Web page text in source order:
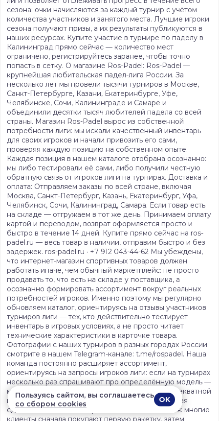
сезона: очки начисляются за каждый турнир с учётом
количества участников и занятого места. Лучшие игроки
сезона получают призы, а их результаты публикуются в
наших ресурсах. Купите участие в турнире по паделу в
Калининград прямо сейчас — количество мест
ограничено, регистрируйтесь заранее, чтобы точно
попасть в сетку. О магазине Ros-Padel: Ros-Padel —
крупнейшая любительская падел-лига России. За
несколько лет мы провели тысячи турниров в Москве,
Санкт-Петербурге, Казани, Екатеринбурге, Уфе,
Челябинске, Сочи, Калининграде и Самаре и
объединили десятки тысяч любителей падела со всей
страны. Магазин Ros-Padel вырос из собственной
потребности лиги: мы искали качественный инвентарь
для своих игроков и начали привозить его сами,
проверяя каждую позицию на собственном опыте.
Каждая позиция в нашем каталоге отобрана осознанно:
мы либо тестировали её сами, либо получили честную
обратную связь от игроков лиги на турнирах. Доставка и
оплата: Отправляем заказы по всей стране, включая
Москва, Санкт-Петербург, Казань, Екатеринбург, Уфа,
Челябинск, Сочи, Калининград, Самара. Если товар есть
на складе — отгружаем в тот же день. Принимаем оплату
картой и переводом, возврат оформляется просто и
быстро в течение 14 дней. Купите прямо сейчас на ros-
padel.ru — весь товар в наличии, отправим быстро и без
задержек. ros-padel.ru · +7 912 043-44-62 Мы убеждены,
что интернет-магазин спортивных товаров должен
работать иначе, чем обычный маркетплейс: не просто
продавать то, что есть на складе у поставщика, а
осознанно формировать ассортимент вокруг реальных
потребностей игроков. Именно поэтому мы регулярно
обновляем каталог, ориентируясь на отзывы участников
турниров лиги — тех, кто действительно тестирует
инвентарь в игровых условиях, а не просто читает
технические характеристики в карточке товара.
Фотографии с наших турниров в разных городах России
смотрите в нашем Telegram-канале: t.me/rospadel. Наша
команда постоянно расширяет ассортимент,
ориентируясь на запросы игроков лиги: если на турнирах
несколько раз спрашивают про определённую модель —
мы находим способ добавить её в каталог по адекватной
цене. Работа с нашим магазином — это не разовая
сделка, а начало долгосрочного взаимодействия: многие
клиенты сначала покупают первую ракетку, затем
Пользуясь сайтом, вы соглашаетесь
со сбором cookies
OK